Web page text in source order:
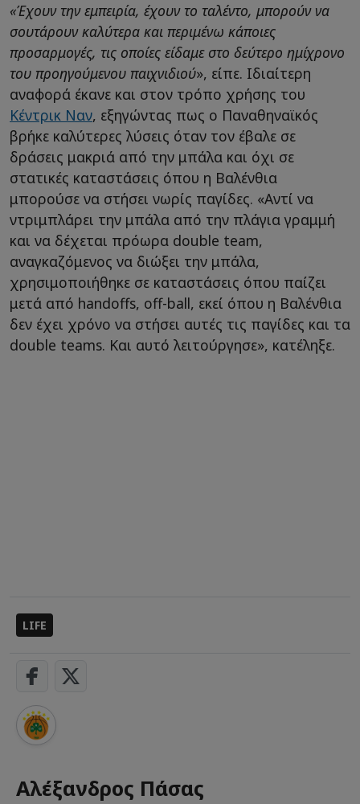
«Έχουν την εμπειρία, έχουν το ταλέντο, μπορούν να
σουτάρουν καλύτερα και περιμένω κάποιες
προσαρμογές, τις οποίες είδαμε στο δεύτερο ημίχρονο
του προηγούμενου παιχνιδιού», είπε. Ιδιαίτερη
αναφορά έκανε και στον τρόπο χρήσης του
Κέντρικ Ναν, εξηγώντας πως ο Παναθηναϊκός
βρήκε καλύτερες λύσεις όταν τον έβαλε σε
δράσεις μακριά από την μπάλα και όχι σε
στατικές καταστάσεις όπου η Βαλένθια
μπορούσε να στήσει νωρίς παγίδες. «Αντί να
ντριμπλάρει την μπάλα από την πλάγια γραμμή
και να δέχεται πρόωρα double team,
αναγκαζόμενος να διώξει την μπάλα,
χρησιμοποιήθηκε σε καταστάσεις όπου παίζει
μετά από handoffs, off-ball, εκεί όπου η Βαλένθια
δεν έχει χρόνο να στήσει αυτές τις παγίδες και τα
double teams. Και αυτό λειτούργησε», κατέληξε.
LIFE
Αλέξανδρος Πάσας